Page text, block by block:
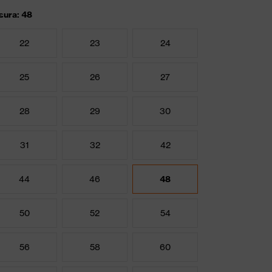
48
22 23 24
25 26 27
28 29 30
31 32 42
44 46 48
50 52 54
56 58 60